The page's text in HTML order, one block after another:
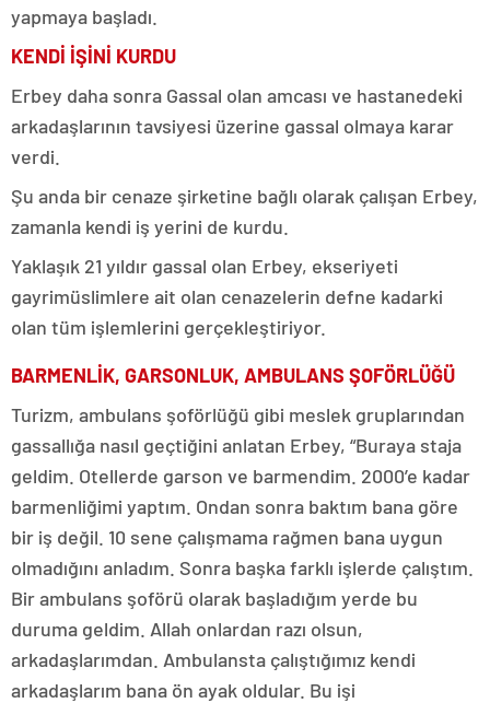
yapmaya başladı.
KENDİ İŞİNİ KURDU
Erbey daha sonra Gassal olan amcası ve hastanedeki
arkadaşlarının tavsiyesi üzerine gassal olmaya karar
verdi.
Şu anda bir cenaze şirketine bağlı olarak çalışan Erbey,
zamanla kendi iş yerini de kurdu.
Yaklaşık 21 yıldır gassal olan Erbey, ekseriyeti
gayrimüslimlere ait olan cenazelerin defne kadarki
olan tüm işlemlerini gerçekleştiriyor.
BARMENLİK, GARSONLUK, AMBULANS ŞOFÖRLÜĞÜ
Turizm, ambulans şoförlüğü gibi meslek gruplarından
gassallığa nasıl geçtiğini anlatan Erbey, “Buraya staja
geldim. Otellerde garson ve barmendim. 2000’e kadar
barmenliğimi yaptım. Ondan sonra baktım bana göre
bir iş değil. 10 sene çalışmama rağmen bana uygun
olmadığını anladım. Sonra başka farklı işlerde çalıştım.
Bir ambulans şoförü olarak başladığım yerde bu
duruma geldim. Allah onlardan razı olsun,
arkadaşlarımdan. Ambulansta çalıştığımız kendi
arkadaşlarım bana ön ayak oldular. Bu işi